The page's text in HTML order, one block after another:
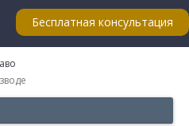
Бесплатная консультация